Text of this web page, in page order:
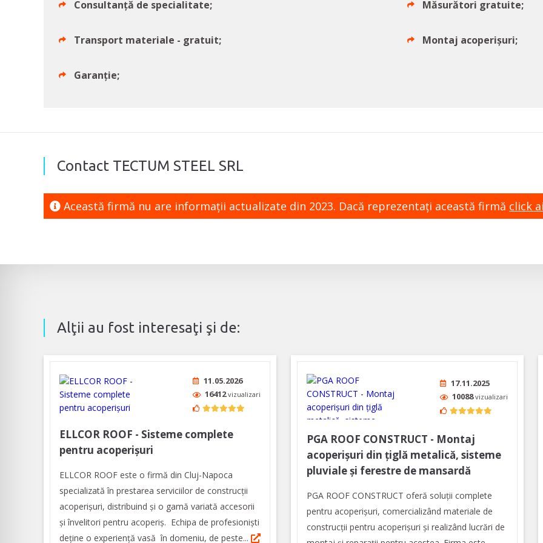
Consultanță de specialitate; Măsurători gratuite;
Transport materiale - gratuit; Montaj acoperișuri;
Garanție;
Contact TECTUM STEEL SRL
Această firmă nu are informaţii actualizate din 2023. Dacă reprezentaţi această firmă click
Alţii au fost interesaţi şi de:
11.05.2026
16412vizualizari
ELLCOR ROOF - Sisteme complete
pentru acoperișuri
ELLCOR ROOF este o firmă din Cluj-Napoca
specializată în prestarea serviciilor de construcții
acoperișuri, distribuind și o gamă variată accesorii
și învelitori pentru acoperiș. Echipa de profesioniști
deține o experiență vasă în domeniu, de peste...
17.11.2025
10088vizualizari
PGA ROOF CONSTRUCT - Montaj
acoperișuri din țiglă metalică, sisteme
pluviale și ferestre de mansardă
PGA ROOF CONSTRUCT oferă soluţii complete
pentru acoperişuri, comercializând materiale de
construcții pentru acoperișuri și realizând lucrări de